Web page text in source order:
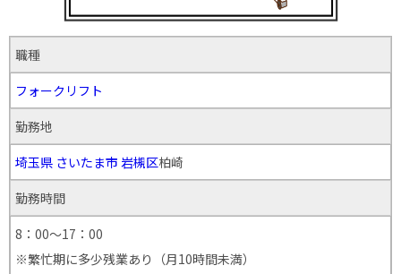
職種
フォークリフト
勤務地
埼玉県 さいたま市 岩槻区柏崎
勤務時間
8：00～17：00
※繁忙期に多少残業あり（月10時間未満）